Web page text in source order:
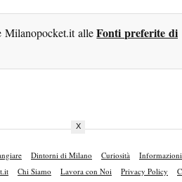
Milanopocket.it alleFonti preferite di
Dintorni di Milano Curiosità
Chi Siamo Lavora con Noi Privacy Policy
X